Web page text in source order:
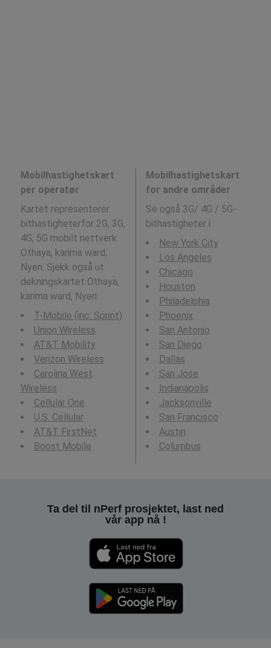
Mobilhastighetskart
per operatør
Kartet representerer
bithastigheterfor 2G, 3G,
4G, 5G mobilt nettverk
Othaya, karima ward,
Nyeri. Sjekk også ut
dekningskartet Othaya,
karima ward, Nyeri.
T-Mobile (inc. Sprint)
Union Wireless
AT&T Mobility
Verizon Wireless
Carolina West
Wireless
Cellular One
U.S. Cellular
AT&T FirstNet
Boost Mobile
Mobilhastighetskart
for andre områder
Se også 3G/ 4G / 5G-
bithastigheter i :
New York City
Los Angeles
Chicago
Houston
Philadelphia
Phoenix
San Antonio
San Diego
Dallas
San Jose
Indianapolis
Jacksonville
San Francisco
Austin
Columbus
Ta del til nPerf prosjektet, last ned
vår app nå !